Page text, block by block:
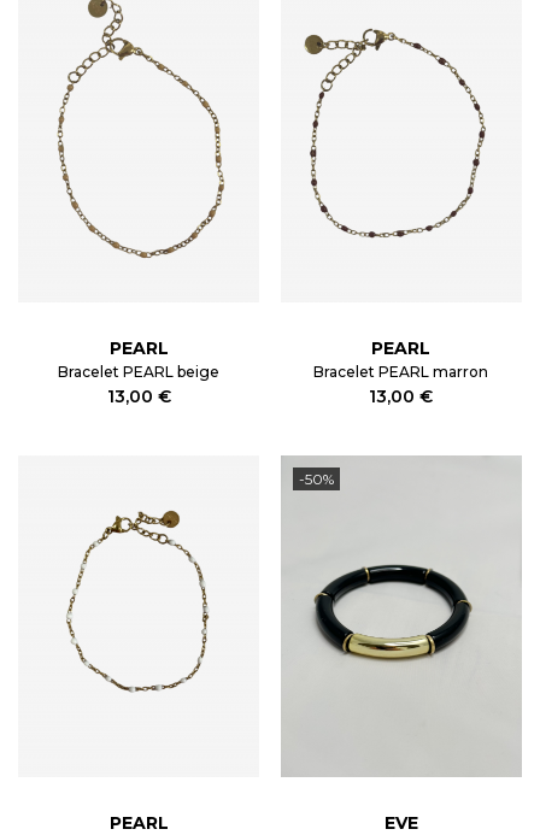
PEARL
Bracelet PEARL beige
13,00 €
PEARL
Bracelet PEARL marron
13,00 €
PEARL
-50%
EVE